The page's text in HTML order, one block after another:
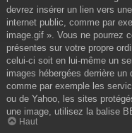
devrez insérer un lien vers
internet public, comme par
image.gif ». Vous ne pourrez
présentes sur votre propre
celui-ci soit en lui-même un
images hébergées derrière un
comme par exemple les
ou de Yahoo, les sites
une image, utilisez la balise
Haut